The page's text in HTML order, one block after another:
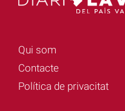
Qui som
Contacte
Política de privacitat